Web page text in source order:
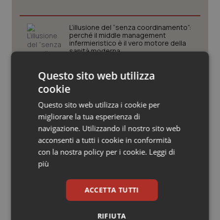
Veneto
Oncoematologia
Oncologia & Nutrizione
Psoriasi & pelle
Quotidiano Cardiologia
Quotidiano Chirurgia
Quotidiano Oncologia
Quotidiano Pediatria
L’illusione del “senza coordinamento”:
perché il middle management
infermieristico è il vero motore della
sanità moderna
In sanità il vero errore è confondere
l’uguaglianza con l’indistinto
“Hai la diarrea? Vai alla Casa della
Comunità!” Slogan rischioso per una
giusta campagna promozionale delle
nuove strutture territoriali.
Questo sito web utilizza
cookie
Questo sito web utilizza i cookie per
migliorare la tua esperienza di
navigazione. Utilizzando il nostro sito web
acconsenti a tutti i cookie in conformità
con la nostra policy per i cookie. Leggi di
più
ACCETTA TUTTI
RIFIUTA